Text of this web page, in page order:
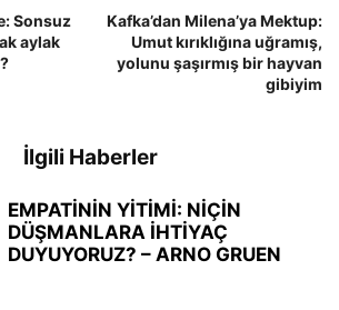
Sonsuz
aylak
Kafka’dan Milena’ya Mektup:
Umut kırıklığına uğramış,
yolunu şaşırmış bir hayvan
gibiyim
İlgili Haberler
EMPATİNİN YİTİMİ: NİÇİN
DÜŞMANLARA İHTİYAÇ
DUYUYORUZ? – ARNO GRUEN